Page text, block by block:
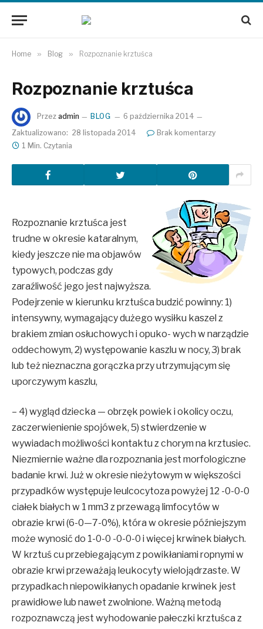
Home » Blog » Rozpoznanie krztuśca
Rozpoznanie krztuśca
Przez admin BLOG
6 października 2014
Zaktualizowano: 28 listopada 2014
Brak komentarzy
1 Min. Czytania
Rozpoznanie krztuśca jest
trudne w okresie kataralnym,
kiedy jeszcze nie ma objawów
typowych, podczas gdy
zaraźliwość jego jest najwyższa.
Podejrzenie w kierunku krztuśca budzić powinny: 1)
intensywny, wymagający dużego wysiłku kaszel z
brakiem zmian osłuchowych i opuko- wych w narządzie
oddechowym, 2) występowanie kaszlu w nocy, 3) brak
lub też nieznaczna gorączka przy utrzymującym się
uporczywym kaszlu,
– 4) wygląd dziecka — obrzęk powiek i okolicy oczu,
zaczerwienienie spojówek, 5) stwierdzenie w
wywiadach możliwości kontaktu z chorym na krztusiec.
Niezmiernie ważne dla rozpoznania jest morfologiczne
badanie krwi. Już w okresie nieżytowym w większości
przypadków występuje leulcocytoza powyżej 12 -0-0-0
ciałek białych w 1 mm3 z przewagą limfocytów w
obrazie krwi (6-0—7-0%), która w okresie późniejszym
może wynosić do 1-0-0 -0-0-0 i więcej krwinek białych.
W krztuś cu przebiegającym z powikłaniami ropnymi w
obrazie krwi przeważają leukocyty wielojądrzaste. W
przypadkach niepowikłanych opadanie krwinek jest
prawidłowe lub nawet zwolnione. Ważną metodą
rozpoznawczą jest wyhodowanie pałeczki krztuśca z